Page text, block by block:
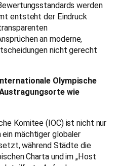
werden
entsteht der Eindruck
an moderne,
nicht gerecht
Olympische
wie
Komitee (IOC) ist nicht nur
mächtiger globaler
während Städte die
Charta und im „Host